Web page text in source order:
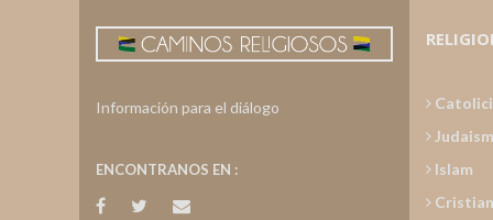
Información para el diálogo
ENCONTRANOS EN :
Islam